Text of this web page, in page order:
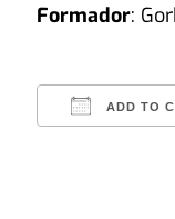
Formador:
ADD TO